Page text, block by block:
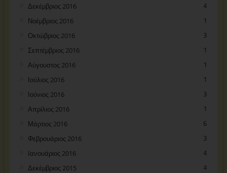
Δεκέμβριος 2016 4
Νοέμβριος 2016 1
Οκτώβριος 2016 3
Σεπτέμβριος 2016 1
Αύγουστος 2016 1
Ιούλιος 2016 1
Ιούνιος 2016 3
Απρίλιος 2016 1
Μάρτιος 2016 6
Φεβρουάριος 2016 3
Ιανουάριος 2016 4
Δεκέμβριος 2015 4